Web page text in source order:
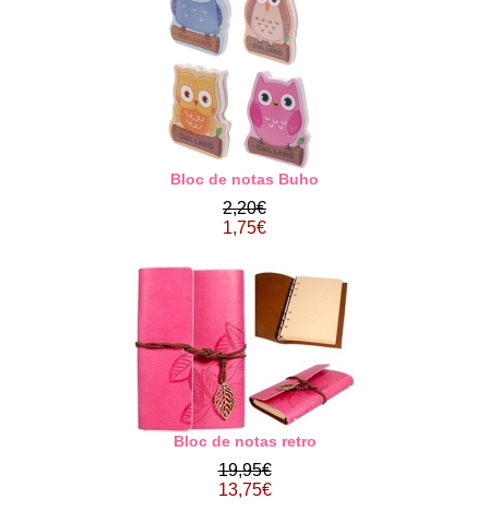
Bloc de notas Buho
2,20€
1,75€
Bloc de notas retro
19,95€
13,75€